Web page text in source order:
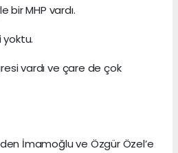
bir MHP vardı.
yoktu.
vardı ve çare de çok
İmamoğlu ve Özgür Özel’e